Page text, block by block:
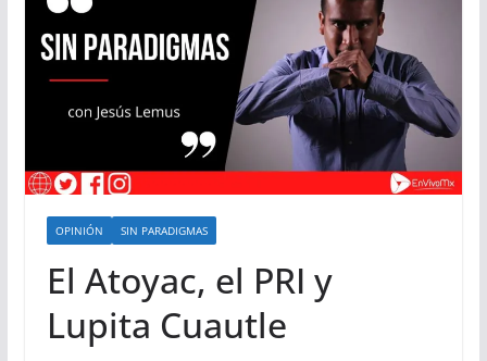
OPINIÓN SIN PARADIGMAS
El Atoyac, el PRI y
Lupita Cuautle